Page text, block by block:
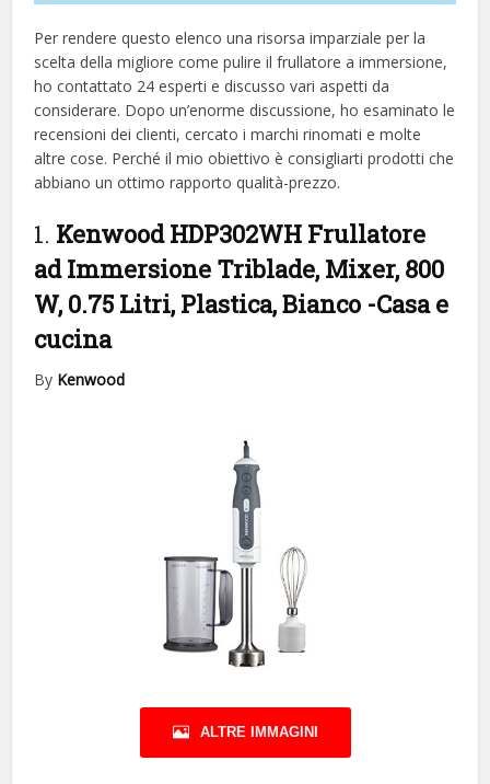
Per rendere questo elenco una risorsa imparziale per la
scelta della migliore come pulire il frullatore a immersione, ​​
ho contattato 24 esperti e discusso vari aspetti da
considerare. Dopo un’enorme discussione, ho esaminato le
recensioni dei clienti, cercato i marchi rinomati e molte
altre cose. Perché il mio obiettivo è consigliarti prodotti che
abbiano un ottimo rapporto qualità-prezzo.
1. Kenwood HDP302WH Frullatore
ad Immersione Triblade, Mixer, 800
W, 0.75 Litri, Plastica, Bianco -Casa e
cucina
By Kenwood
ALTRE IMMAGINI